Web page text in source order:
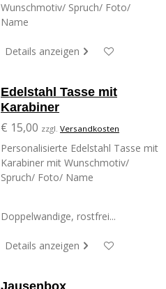
Wunschmotiv/ Spruch/ Foto/
Name
Details anzeigen
Edelstahl Tasse mit
Karabiner
€ 15,00 zzgl. Versandkosten
Personalisierte Edelstahl Tasse mit
Karabiner mit Wunschmotiv/
Spruch/ Foto/ Name
Doppelwandige, rostfrei...
Details anzeigen
Jausenbox